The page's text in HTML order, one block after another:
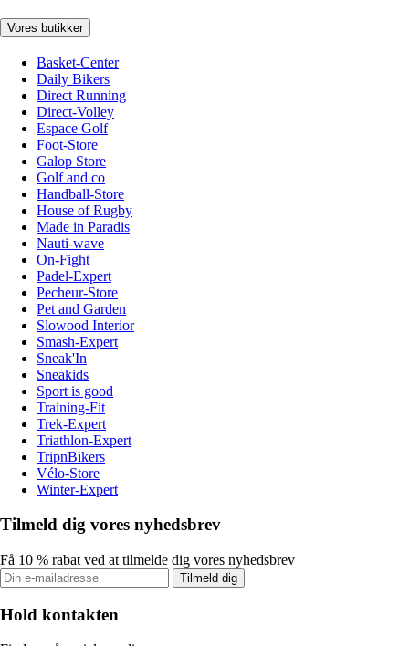
Vores butikker
Basket-Center
Daily Bikers
Direct Running
Direct-Volley
Espace Golf
Foot-Store
Galop Store
Golf and co
Handball-Store
House of Rugby
Made in Paradis
Nauti-wave
On-Fight
Padel-Expert
Pecheur-Store
Pet and Garden
Slowood Interior
Smash-Expert
Sneak'In
Sneakids
Sport is good
Training-Fit
Trek-Expert
Triathlon-Expert
TripnBikers
Vélo-Store
Winter-Expert
Tilmeld dig vores nyhedsbrev
Få 10 % rabat ved at tilmelde dig vores nyhedsbrev
Tilmeld dig
Hold kontakten